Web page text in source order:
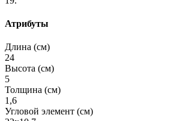
Атрибуты
Длина (см)
24
Высота (см)
5
Толщина (см)
1,6
Угловой элемент (см)